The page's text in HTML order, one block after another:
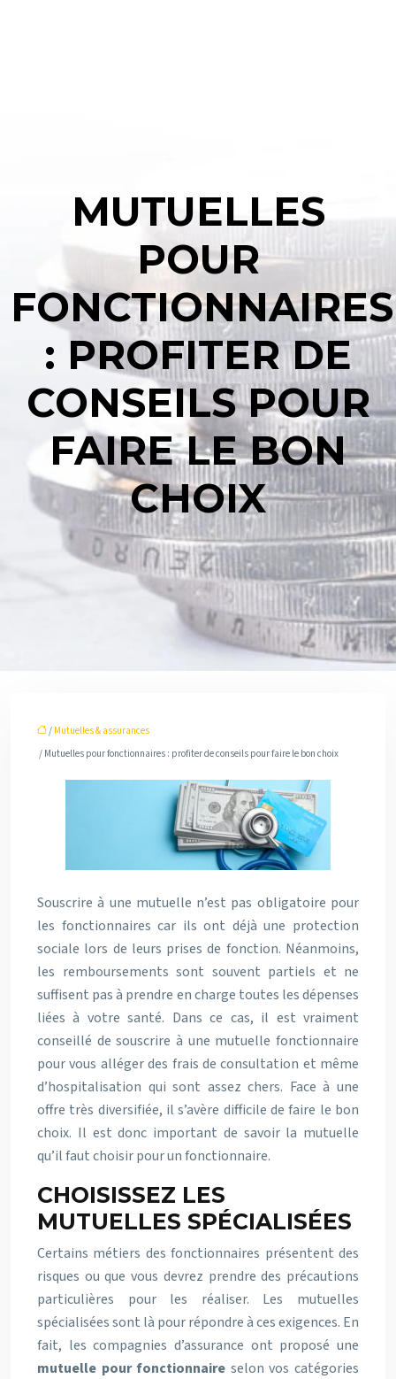
MUTUELLES
POUR
FONCTIONNAIRES
: PROFITER DE
CONSEILS POUR
FAIRE LE BON
CHOIX
/ Mutuelles & assurances
/ Mutuelles pour fonctionnaires : profiter de conseils pour faire le bon choix
Souscrire à une mutuelle n’est pas obligatoire pour
les fonctionnaires car ils ont déjà une protection
sociale lors de leurs prises de fonction. Néanmoins,
les remboursements sont souvent partiels et ne
suffisent pas à prendre en charge toutes les dépenses
liées à votre santé. Dans ce cas, il est vraiment
conseillé de souscrire à une mutuelle fonctionnaire
pour vous alléger des frais de consultation et même
d’hospitalisation qui sont assez chers. Face à une
offre très diversifiée, il s’avère difficile de faire le bon
choix. Il est donc important de savoir la mutuelle
qu’il faut choisir pour un fonctionnaire.
CHOISISSEZ LES
MUTUELLES SPÉCIALISÉES
Certains métiers des fonctionnaires présentent des
risques ou que vous devrez prendre des précautions
particulières pour les réaliser. Les mutuelles
spécialisées sont là pour répondre à ces exigences. En
fait, les compagnies d’assurance ont proposé une
mutuelle pour fonctionnaire selon vos catégories